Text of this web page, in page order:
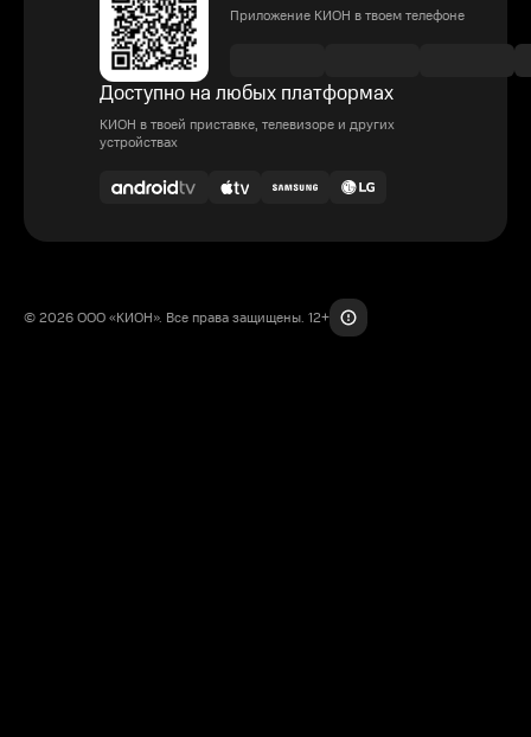
Приложение КИОН в твоем телефоне
Доступно на любых платформах
КИОН в твоей приставке, телевизоре и других
устройствах
© 2026 ООО «КИОН». Все права защищены. 12+